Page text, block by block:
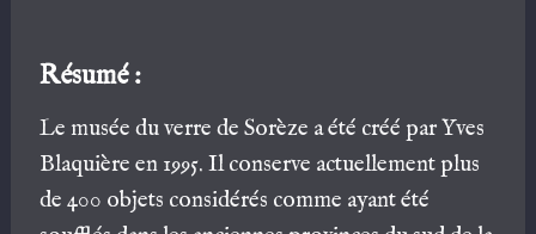
Résumé :
Le musée du verre de Sorèze a été créé par Yves
Blaquière en 1995. Il conserve actuellement plus
de 400 objets considérés comme ayant été